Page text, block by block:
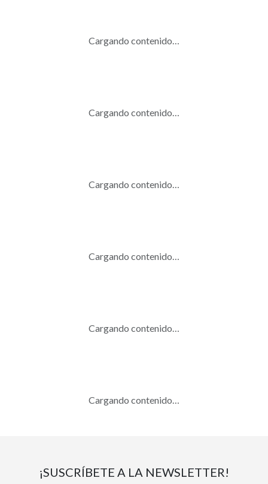
Cargando contenido…
Cargando contenido…
Cargando contenido…
Cargando contenido…
Cargando contenido…
Cargando contenido…
¡SUSCRÍBETE A LA NEWSLETTER!